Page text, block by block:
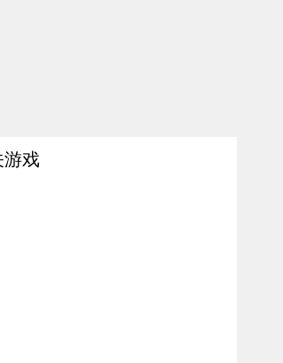
常与命运暗涌的交织中，讲述了一段关于
游戏